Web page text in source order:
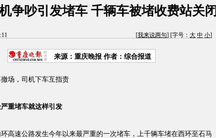
争吵引发堵车 千辆车被堵收费站关闭
[我来说两句] [字号： 大 中 小]
来源： 重庆晚报 作者：综合报道
，司机下车互指责
堵车就这样引发
速公路发生今年以来最严重的一次堵车，上千辆车堵在西环至石马